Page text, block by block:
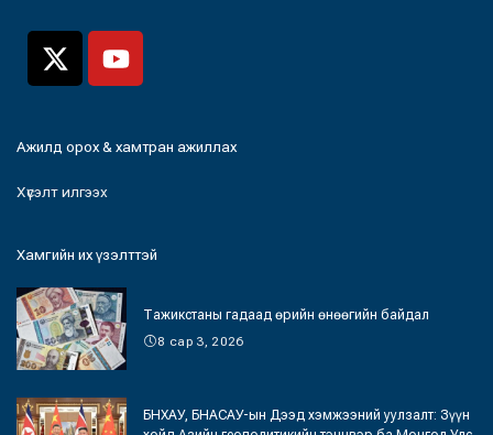
Ажилд орох & хамтран ажиллах
Хүсэлт илгээх
Хамгийн их үзэлттэй
Тажикстаны гадаад өрийн өнөөгийн байдал
8 сар 3, 2026
БНХАУ, БНАСАУ-ын Дээд хэмжээний уулзалт: Зүүн